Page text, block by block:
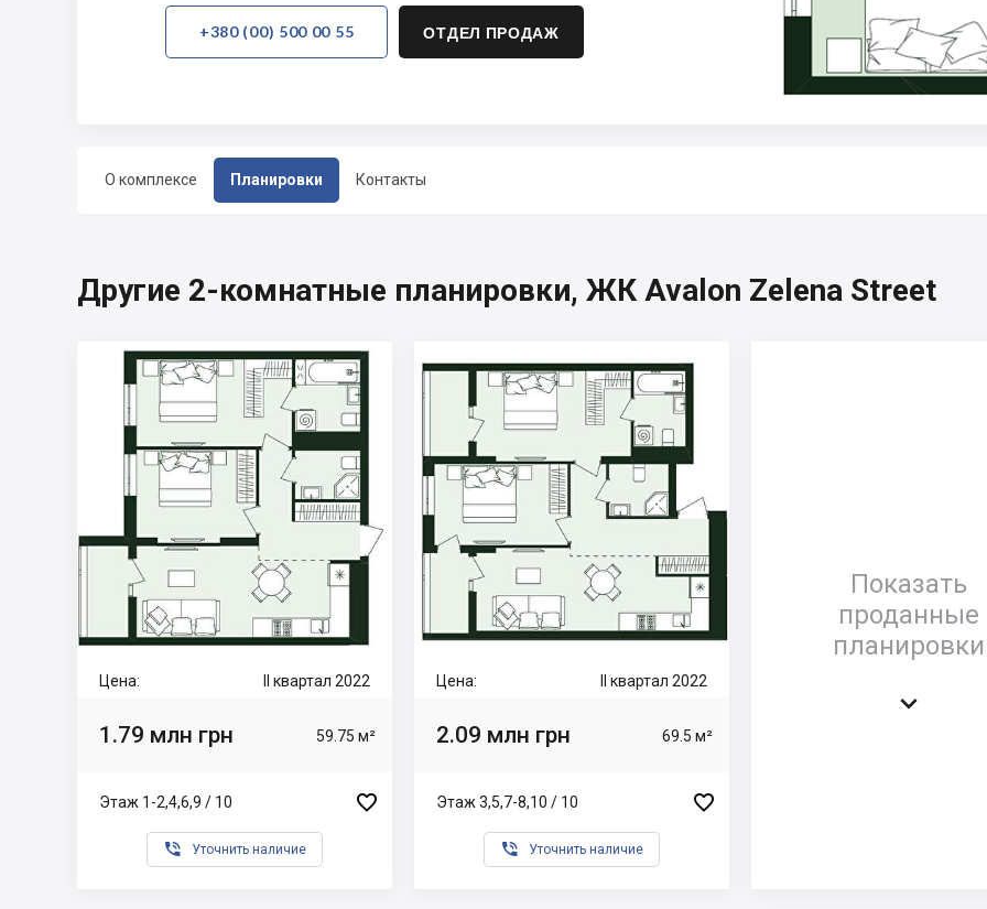
О комплексе Планировки Контакты
+380 (00) 500 00 55 ОТДЕЛ ПРОДАЖ
Другие 2-комнатные планировки, ЖК Avalon Zelena Street
Цена: II квартал 2022
1.79 млн грн 59.75 м²
Этаж 1-2,4,6,9 / 10 
 Уточнить наличие
Цена: II квартал 2022
2.09 млн грн 69.5 м²
Этаж 3,5,7-8,10 / 10 
 Уточнить наличие
Показать
проданные
планировки
